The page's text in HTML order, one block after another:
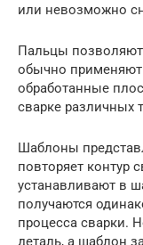
или невозможно
Пальцы позволяют
обычно
обработанные
сварке различных
Шаблоны
повторяет контур
устанавливают в
получаются
процесса сварки.
деталь, а шаблон